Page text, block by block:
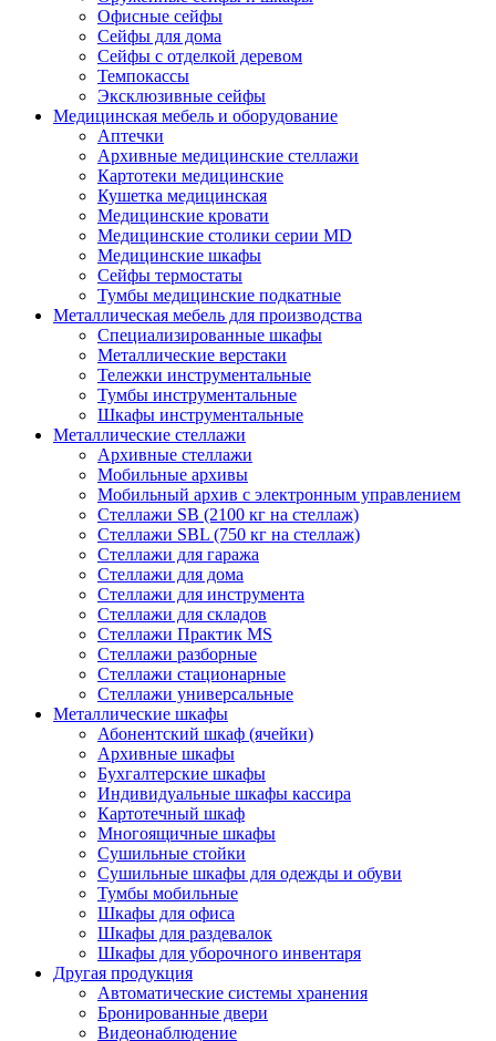
Офисные сейфы
Сейфы для дома
Сейфы с отделкой деревом
Темпокассы
Эксклюзивные сейфы
Медицинская мебель и оборудование
Аптечки
Архивные медицинские стеллажи
Картотеки медицинские
Кушетка медицинская
Медицинские кровати
Медицинские столики серии MD
Медицинские шкафы
Сейфы термостаты
Тумбы медицинские подкатные
Металлическая мебель для производства
Cпециализированные шкафы
Металлические верстаки
Тележки инструментальные
Тумбы инструментальные
Шкафы инструментальные
Металлические стеллажи
Архивные стеллажи
Мобильные архивы
Мобильный архив с электронным управлением
Стеллажи SB (2100 кг на стеллаж)
Стеллажи SBL (750 кг на стеллаж)
Стеллажи для гаража
Стеллажи для дома
Стеллажи для инструмента
Стеллажи для складов
Стеллажи Практик MS
Стеллажи разборные
Стеллажи стационарные
Стеллажи универсальные
Металлические шкафы
Абонентский шкаф (ячейки)
Архивные шкафы
Бухгалтерские шкафы
Индивидуальные шкафы кассира
Картотечный шкаф
Многоящичные шкафы
Сушильные стойки
Сушильные шкафы для одежды и обуви
Тумбы мобильные
Шкафы для офиса
Шкафы для раздевалок
Шкафы для уборочного инвентаря
Другая продукция
Автоматические системы хранения
Бронированные двери
Видеонаблюдение